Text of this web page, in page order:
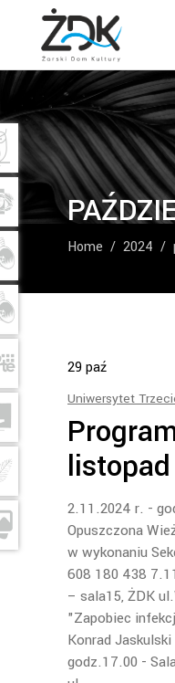
Home / 2024 /
29paź
Uniwersytet
2.11.2024 r. -
Opuszczona
w wykonaniu
608 180 438
– sala15, ŻDK
"Zapobiec
Konrad
godz.17.00 -